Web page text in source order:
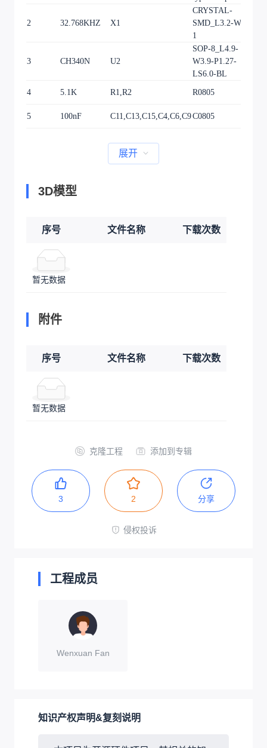
2 32.768KHZ X1
CRYSTAL-
SMD_L3.2-W1.5-
1
3 CH340N U2
SOP-8_L4.9-
W3.9-P1.27-
LS6.0-BL
4 5.1K R1,R2 R0805
5 100nF C11,C13,C15,C4,C6,C9C0805
展开
3D模型
序号 文件名称 下载次数
暂无数据
附件
序号 文件名称 下载次数
暂无数据
克隆工程 添加到专辑
3 2 分享
侵权投诉
工程成员
Wenxuan Fan
知识产权声明&复刻说明